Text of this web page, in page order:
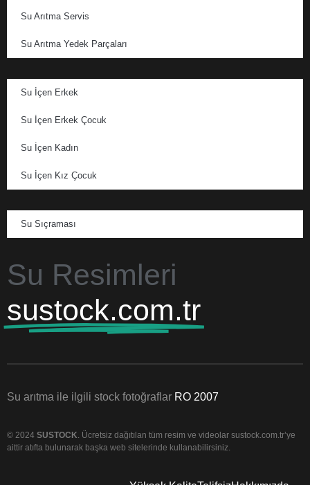
Su Arıtma Servis
Su Arıtma Yedek Parçaları
Su İçen Erkek
Su İçen Erkek Çocuk
Su İçen Kadın
Su İçen Kız Çocuk
Su Sıçraması
Su Resimleri
sustock.com.tr
Su arıtma ile ilgili stock fotoğraflar RO 2007
© 2024 SUSTOCK. Ücretsiz dağıtılan tüm resim ve videolar sustock.com.tr’ye
aittir atıfta bulunarak başka web sitelerinde kullanabilirsiniz.